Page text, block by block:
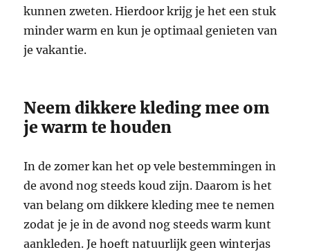
kunnen zweten. Hierdoor krijg je het een stuk
minder warm en kun je optimaal genieten van
je vakantie.
Neem dikkere kleding mee om
je warm te houden
In de zomer kan het op vele bestemmingen in
de avond nog steeds koud zijn. Daarom is het
van belang om dikkere kleding mee te nemen
zodat je je in de avond nog steeds warm kunt
aankleden. Je hoeft natuurlijk geen winterjas